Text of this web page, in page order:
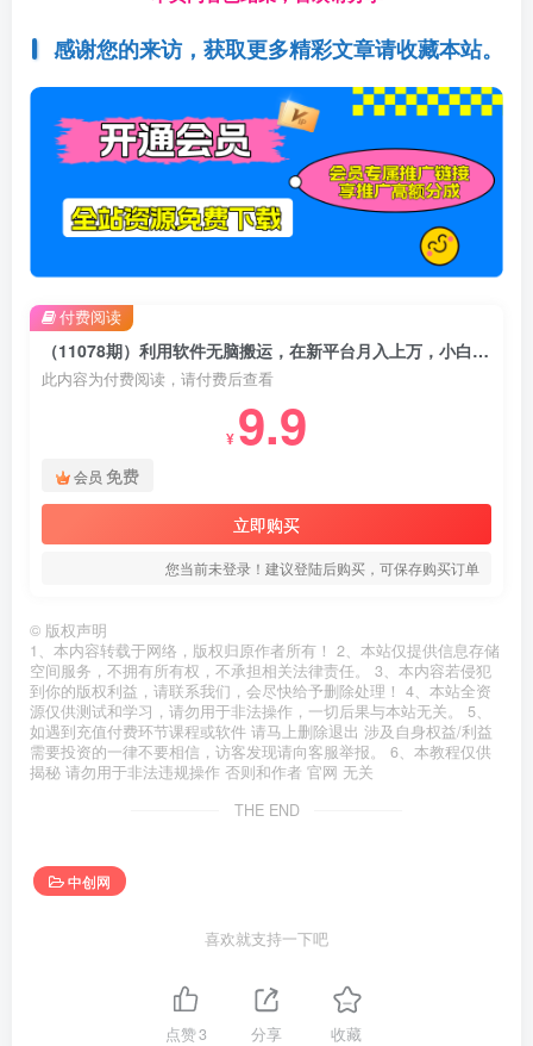
感谢您的来访，获取更多精彩文章请收藏本站。
（11078期）利用软件无脑搬运，在新平台月入上万，小白也能快速上手
此内容为付费阅读，请付费后查看
¥ 9.9
会员 免费
立即购买
您当前未登录！建议登陆后购买，可保存购买订单
付费阅读
© 版权声明
1、本内容转载于网络，版权归原作者所有！ 2、本站仅提供信息存储
空间服务，不拥有所有权，不承担相关法律责任。 3、本内容若侵犯
到你的版权利益，请联系我们，会尽快给予删除处理！ 4、本站全资
源仅供测试和学习，请勿用于非法操作，一切后果与本站无关。 5、
如遇到充值付费环节课程或软件 请马上删除退出 涉及自身权益/利益
需要投资的一律不要相信，访客发现请向客服举报。 6、本教程仅供
揭秘 请勿用于非法违规操作 否则和作者 官网 无关
THE END
中创网
喜欢就支持一下吧
点赞3 分享 收藏